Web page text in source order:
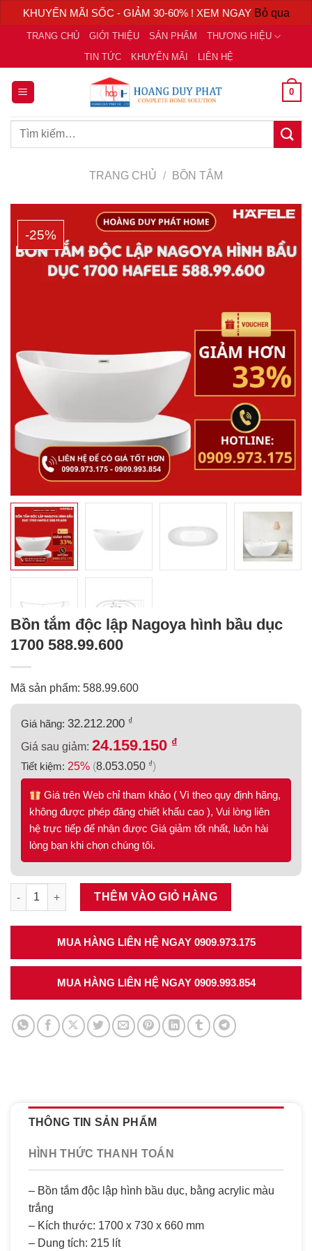
KHUYẾN MÃI SỐC - GIẢM 30-60% ! XEM NGAY Bỏ qua
Chuyển
nội
dung
TRANG CHỦ GIỚI THIỆU SẢN PHẨM
THƯƠNG HIỆU
TIN TỨC
KHUYẾN MÃI LIÊN HỆ
0
Tìm
TRANG CHỦ / BỒN TẮM
-25%
Bồn tắm độc lập Nagoya hình bầu dục
1700 588.99.600
Mã sản phẩm: 588.99.600
Giá hãng: 32.212.200 ₫
Giá sau giảm: 24.159.150 ₫
Tiết kiệm: 25% (8.053.050 ₫)
Giá trên Web chỉ tham khảo ( Vì theo quy định hãng,
không được phép đăng chiết khấu cao ), Vui lòng liên
hệ trực tiếp để nhận được Giá giảm tốt nhất, luôn hài
lòng bạn khi chọn chúng tôi.
Bồn tắm độc lập Nagoya hình bầu dục 1700 588.99.600 số
THÊM VÀO GIỎ HÀNG
MUA HÀNG LIÊN HỆ NGAY 0909.973.175
MUA HÀNG LIÊN HỆ NGAY 0909.993.854
THÔNG TIN SẢN PHẨM
HÌNH THỨC THANH TOÁN
– Bồn tắm độc lập hình bầu dục, bằng acrylic màu
trắng
– Kích thước: 1700 x 730 x 660 mm
– Dung tích: 215 lít